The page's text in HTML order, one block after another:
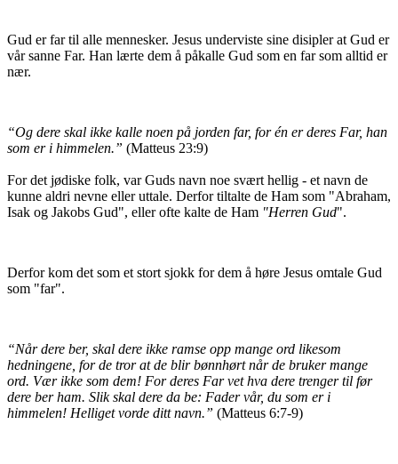
Gud er far til alle mennesker. Jesus underviste sine disipler at Gud er
vår sanne Far. Han lærte dem å påkalle Gud som en far som alltid er
nær.
“Og dere skal ikke kalle noen på jorden far, for én er deres Far, han
som er i himmelen.” (Matteus 23:9)
For det jødiske folk, var Guds navn noe svært hellig - et navn de
kunne aldri nevne eller uttale. Derfor tiltalte de Ham som "Abraham,
Isak og Jakobs Gud", eller ofte kalte de Ham "Herren Gud".
Derfor kom det som et stort sjokk for dem å høre Jesus omtale Gud
som "far".
“Når dere ber, skal dere ikke ramse opp mange ord likesom
hedningene, for de tror at de blir bønnhørt når de bruker mange
ord. Vær ikke som dem! For deres Far vet hva dere trenger til før
dere ber ham. Slik skal dere da be: Fader vår, du som er i
himmelen! Helliget vorde ditt navn.” (Matteus 6:7-9)